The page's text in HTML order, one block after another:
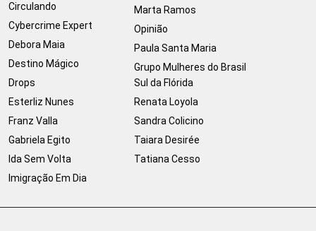
Circulando
Cybercrime Expert
Debora Maia
Destino Mágico
Drops
Esterliz Nunes
Franz Valla
Gabriela Egito
Ida Sem Volta
Imigração Em Dia
Marta Ramos
Opinião
Paula Santa Maria
Grupo Mulheres do Brasil
Sul da Flórida
Renata Loyola
Sandra Colicino
Taiara Desirée
Tatiana Cesso